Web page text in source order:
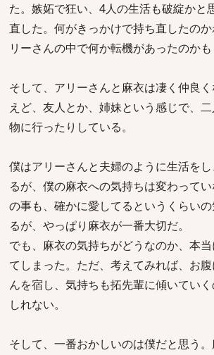
た。嫉妬で狂い、4人の生活も破綻かと
直した。何がきっかけで持ち直したの
リーさんの中で何か転機があったのかも
そして、アリーさんと麻衣は凄く仲良
えど、友人とか、姉妹という感じで、
物に行ったりしている。
僕はアリーさんと夫婦のように生活を
るが、僕の麻衣への気持ちは変わって
の事も、確かに愛してるというくらい
るが、やっぱり麻衣が一番大切だ。
でも、麻衣の気持ちがどうなのか、本
てしまった。ただ、考えてみれば、お
んを宿し、気持ちも拓先輩に傾いてい
しれない。
そして、一番おかしいのは僕だと思う